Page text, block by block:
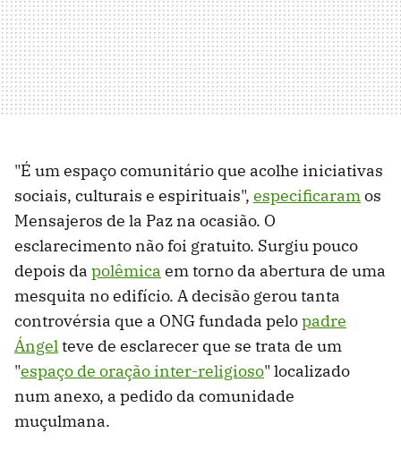
"É um espaço comunitário que acolhe iniciativas
sociais, culturais e espirituais", especificaramos
Mensajeros de la Paz na ocasião. O
esclarecimento não foi gratuito. Surgiu pouco
depois da polêmica em torno da abertura de uma
mesquita no edifício. A decisão gerou tanta
controvérsia que a ONG fundada pelopadre
Ángelteve de esclarecer que se trata de um
"espaço de oração inter-religioso" localizado
num anexo, a pedido da comunidade
muçulmana.